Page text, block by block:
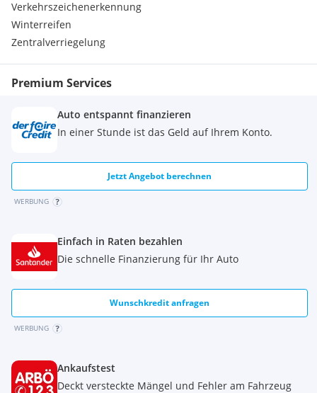
Verkehrszeichenerkennung
Winterreifen
Zentralverriegelung
Premium Services
Auto entspannt finanzieren
In einer Stunde ist das Geld auf Ihrem Konto.
Jetzt Angebot berechnen
WERBUNG
Einfach in Raten bezahlen
Die schnelle Finanzierung für Ihr Auto
Wunschkredit anfragen
WERBUNG
Ankaufstest
Deckt versteckte Mängel und Fehler am Fahrzeug